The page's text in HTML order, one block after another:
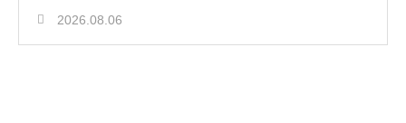
2026.08.06